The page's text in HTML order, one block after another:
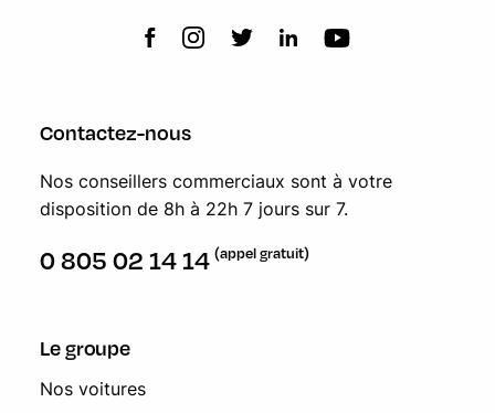
Contactez-nous
Nos conseillers commerciaux sont à votre
disposition de 8h à 22h 7 jours sur 7.
0 805 02 14 14 (appel gratuit)
Le groupe
Nos voitures